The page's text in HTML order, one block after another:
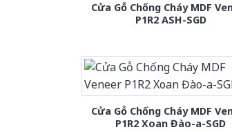
Cửa Gỗ Chống Cháy MDF
P1R2 ASH-SGD
Cửa Gỗ Chống Cháy MDF
P1R2 Xoan Đào-a-SGD